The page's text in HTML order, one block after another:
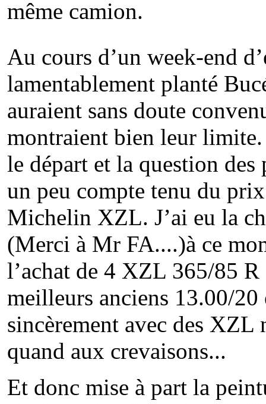
même camion.
Au cours d’un week-end
lamentablement planté
auraient sans doute
montraient bien leur
le départ et la question des
un peu compte tenu du
Michelin XZL. J’ai eu la
(Merci à Mr FA....)à ce
l’achat de 4 XZL 365/85 R
meilleurs anciens 13.00/20
sincèrement avec des XZL
quand aux crevaisons...
Et donc mise à part la